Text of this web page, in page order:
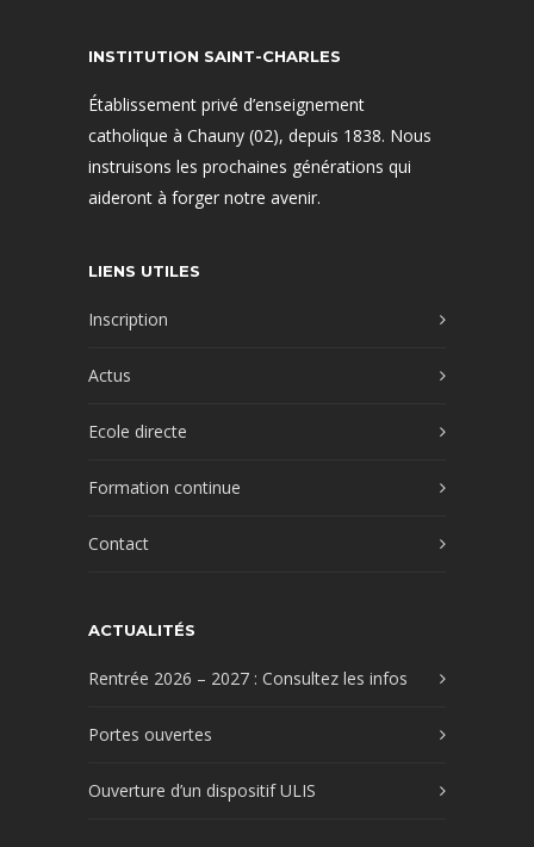
INSTITUTION SAINT-CHARLES
Établissement privé d’enseignement
catholique à Chauny (02), depuis 1838. Nous
instruisons les prochaines générations qui
aideront à forger notre avenir.
LIENS UTILES
Inscription
Actus
Ecole directe
Formation continue
Contact
ACTUALITÉS
Rentrée 2026 – 2027 : Consultez les infos
Portes ouvertes
Ouverture d’un dispositif ULIS